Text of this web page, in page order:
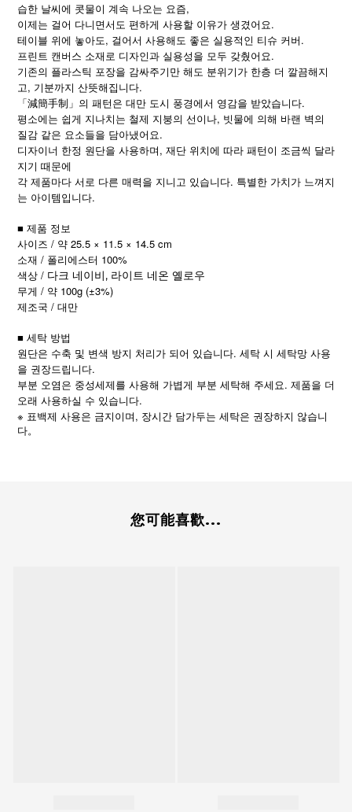
습한 날씨에 콧물이 계속 나오는 요즘,
이제는 걸어 다니면서도 편하게 사용할 이유가 생겼어요.
테이블 위에 놓아도, 걸어서 사용해도 좋은 실용적인 티슈 커버.
프린트 캔버스 소재로 디자인과 실용성을 모두 갖췄어요.
기존의 플라스틱 포장을 감싸주기만 해도 분위기가 한층 더 깔끔해지
고, 기분까지 산뜻해집니다.
「減簡手制」의 패턴은 대만 도시 풍경에서 영감을 받았습니다.
평소에는 쉽게 지나치는 철제 지붕의 선이나, 빗물에 의해 바랜 벽의
질감 같은 요소들을 담아냈어요.
디자이너 한정 원단을 사용하며, 재단 위치에 따라 패턴이 조금씩 달라
지기 때문에
각 제품마다 서로 다른 매력을 지니고 있습니다. 특별한 가치가 느껴지
는 아이템입니다.
■ 제품 정보
사이즈 / 약 25.5 × 11.5 × 14.5 cm
소재 / 폴리에스터 100%
색상 / 다크 네이비, 라이트 네온 옐로우
무게 / 약 100g (±3%)
제조국 / 대만
■ 세탁 방법
원단은 수축 및 변색 방지 처리가 되어 있습니다. 세탁 시 세탁망 사용
을 권장드립니다.
부분 오염은 중성세제를 사용해 가볍게 부분 세탁해 주세요. 제품을 더
오래 사용하실 수 있습니다.
※ 표백제 사용은 금지이며 , 장시간 담가두는 세탁은 권장하지 않습니
다。
您可能喜歡...